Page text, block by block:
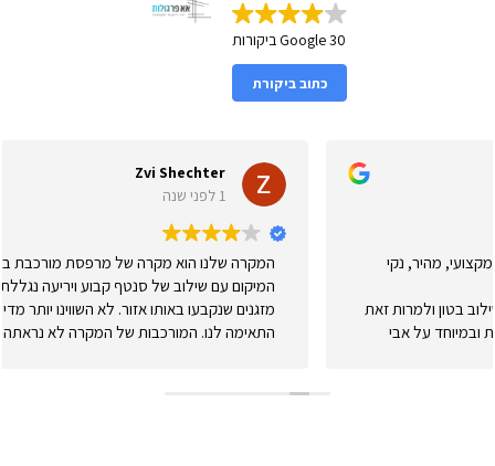
30 Google ביקורות
כתוב ביקורת
Zvi Shechter
המקרה שלנו הוא מקרה של מרפסת מורכבת בבני ברק, גם בגלל
המיקום עם שילוב של סנטף קבוע ויריעה נגללת לצורך סוכה
מזגנים שנקבעו באותו אזור. לא השווינו יותר מדי מחירים אבל
התאימה לנו. המורכבות של המקרה לא נראתה במבט ראשון אבל
התבצעה כמו שצריך. אנחנו עדיין מחכים לסערות החורף לוודא את